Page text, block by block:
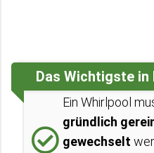
Das Wichtigste in
Ein Whirlpool
gründlich
gewechselt